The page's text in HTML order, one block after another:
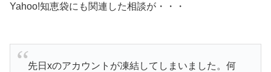
Yahoo!知恵袋にも関連した相談が・・・
先日xのアカウントが凍結してしまいました。何